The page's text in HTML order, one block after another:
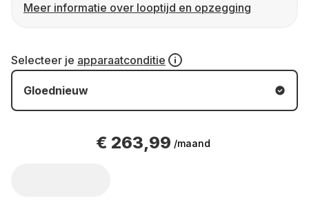
Meer informatie over looptijd en opzegging
Selecteer je apparaatconditie
Gloednieuw
€ 263,99 /maand